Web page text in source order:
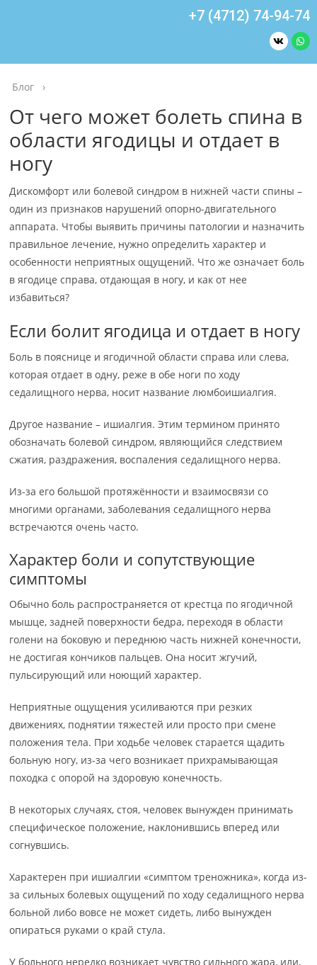
+7 (4712) 74-94-74
Блог ›
От чего может болеть спина в
области ягодицы и отдает в
ногу
Дискомфорт или болевой синдром в нижней части спины –
один из признаков нарушений опорно-двигательного
аппарата. Чтобы выявить причины патологии и назначить
правильное лечение, нужно определить характер и
особенности неприятных ощущений. Что же означает боль
в ягодице справа, отдающая в ногу, и как от нее
избавиться?
Если болит ягодица и отдает в ногу
Боль в пояснице и ягодичной области справа или слева,
которая отдает в одну, реже в обе ноги по ходу
седалищного нерва, носит название люмбоишиалгия.
Другое название – ишиалгия. Этим термином принято
обозначать болевой синдром, являющийся следствием
сжатия, раздражения, воспаления седалищного нерва.
Из-за его большой протяжённости и взаимосвязи со
многими органами, заболевания седалищного нерва
встречаются очень часто.
Характер боли и сопутствующие
симптомы
Обычно боль распространяется от крестца по ягодичной
мышце, задней поверхности бедра, переходя в области
голени на боковую и переднюю часть нижней конечности,
не достигая кончиков пальцев. Она носит жгучий,
пульсирующий или ноющий характер.
Неприятные ощущения усиливаются при резких
движениях, поднятии тяжестей или просто при смене
положения тела. При ходьбе человек старается щадить
больную ногу, из-за чего возникает прихрамывающая
походка с опорой на здоровую конечность.
В некоторых случаях, стоя, человек вынужден принимать
специфическое положение, наклонившись вперед или
согнувшись.
Характерен при ишиалгии «симптом треножника», когда из-
за сильных болевых ощущений по ходу седалищного нерва
больной либо вовсе не может сидеть, либо вынужден
опираться руками о край стула.
У больного нередко возникает чувство сильного жара, или,